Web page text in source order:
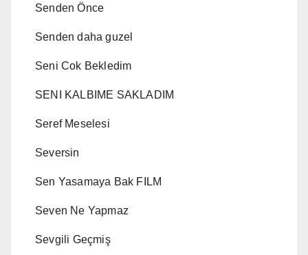
Senden Önce
Senden daha guzel
Seni Cok Bekledim
SENI KALBIME SAKLADIM
Seref Meselesi
Seversin
Sen Yasamaya Bak FILM
Seven Ne Yapmaz
Sevgili Geçmiş